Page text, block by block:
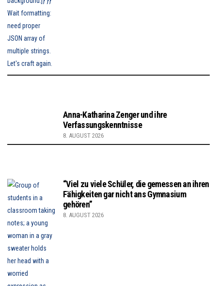
Anna-Katharina Zenger und ihre
Verfassungskenntnisse
8. AUGUST 2026
“Viel zu viele Schüler, die gemessen an ihren
Fähigkeiten gar nicht ans Gymnasium
gehören”
8. AUGUST 2026